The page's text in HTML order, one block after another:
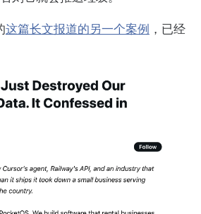
这篇长文报道的另一个案例 ，已经